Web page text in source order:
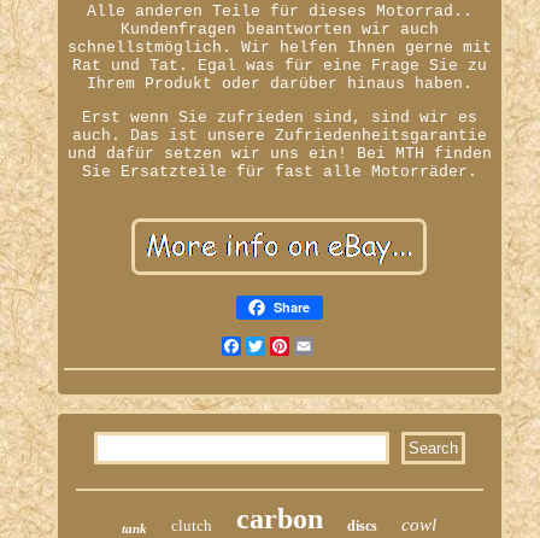
Alle anderen Teile für dieses Motorrad..
Kundenfragen beantworten wir auch
schnellstmöglich. Wir helfen Ihnen gerne mit
Rat und Tat. Egal was für eine Frage Sie zu
Ihrem Produkt oder darüber hinaus haben.
Erst wenn Sie zufrieden sind, sind wir es
auch. Das ist unsere Zufriedenheitsgarantie
und dafür setzen wir uns ein! Bei MTH finden
Sie Ersatzteile für fast alle Motorräder.
Share
Facebook
TwitterPinterest
tank clutch carbon discs cowl